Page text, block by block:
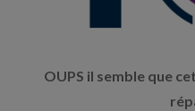
OUPS il semble que